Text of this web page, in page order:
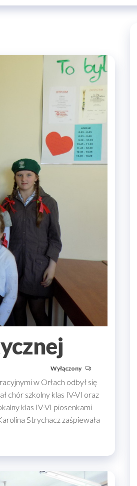
Wyłączony
w Orłach odbył się
chór szkolny klas IV-VI oraz
klas IV-VI piosenkami
Strychacz zaśpiewała